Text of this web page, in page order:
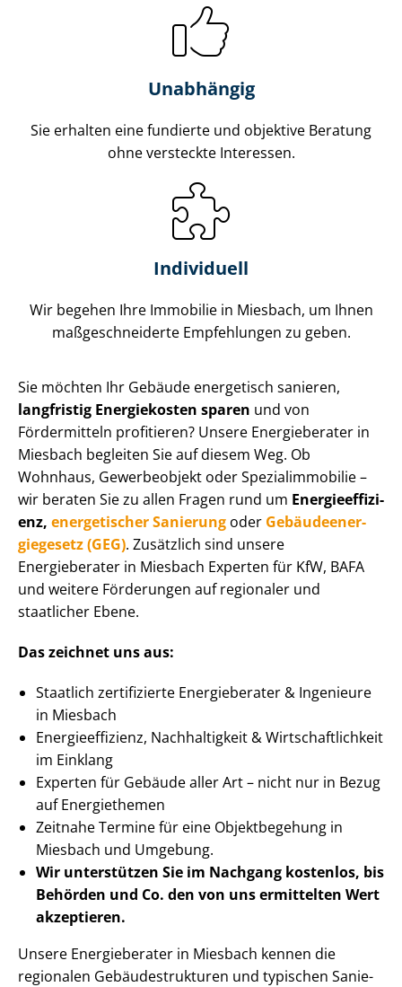
Unabhängig
Sie erhalten eine fundierte und objektive Beratung
ohne versteckte Interessen.
Individuell
Wir begehen Ihre Immobilie in Miesbach, um Ihnen
maß­ge­schnei­der­te Empfehlungen zu geben.
Sie möchten Ihr Gebäude energetisch sanieren,
langfristig Energiekosten sparen und von
Fördermitteln profitieren? Unsere Energieberater in
Miesbach begleiten Sie auf diesem Weg. Ob
Wohnhaus, Gewerbeobjekt oder Spe­zi­al­im­mo­bi­lie –
wir beraten Sie zu allen Fragen rund um En­er­gie­ef­fi­zi­
enz, energetischer Sanierung oder Ge­bäu­de­en­er­
gie­ge­setz (GEG). Zusätzlich sind unsere
Energieberater in Miesbach Experten für KfW, BAFA
und weitere Förderungen auf regionaler und
staatlicher Ebene.
Das zeichnet uns aus:
Staatlich zertifizierte Energieberater & Ingenieure
in Miesbach
En­er­gie­ef­fi­zi­enz, Nachhaltigkeit & Wirt­schaft­lich­keit
im Einklang
Experten für Gebäude aller Art – nicht nur in Bezug
auf Energiethemen
Zeitnahe Termine für eine Objektbegehung in
Miesbach und Umgebung.
Wir unterstützen Sie im Nachgang kostenlos, bis
Behörden und Co. den von uns ermittelten Wert
akzeptieren.
Unsere Energieberater in Miesbach kennen die
regionalen Ge­bäu­de­struk­tu­ren und typischen Sa­nie­